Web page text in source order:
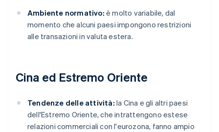
Ambiente normativo: è molto variabile, dal
momento che alcuni paesi impongono restrizioni
alle transazioni in valuta estera.
Cina ed Estremo Oriente
Tendenze delle attività: la Cina e gli altri paesi
dell'Estremo Oriente, che intrattengono estese
relazioni commerciali con l'eurozona, fanno ampio